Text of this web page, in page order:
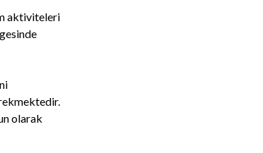
aktiviteleri
olarak